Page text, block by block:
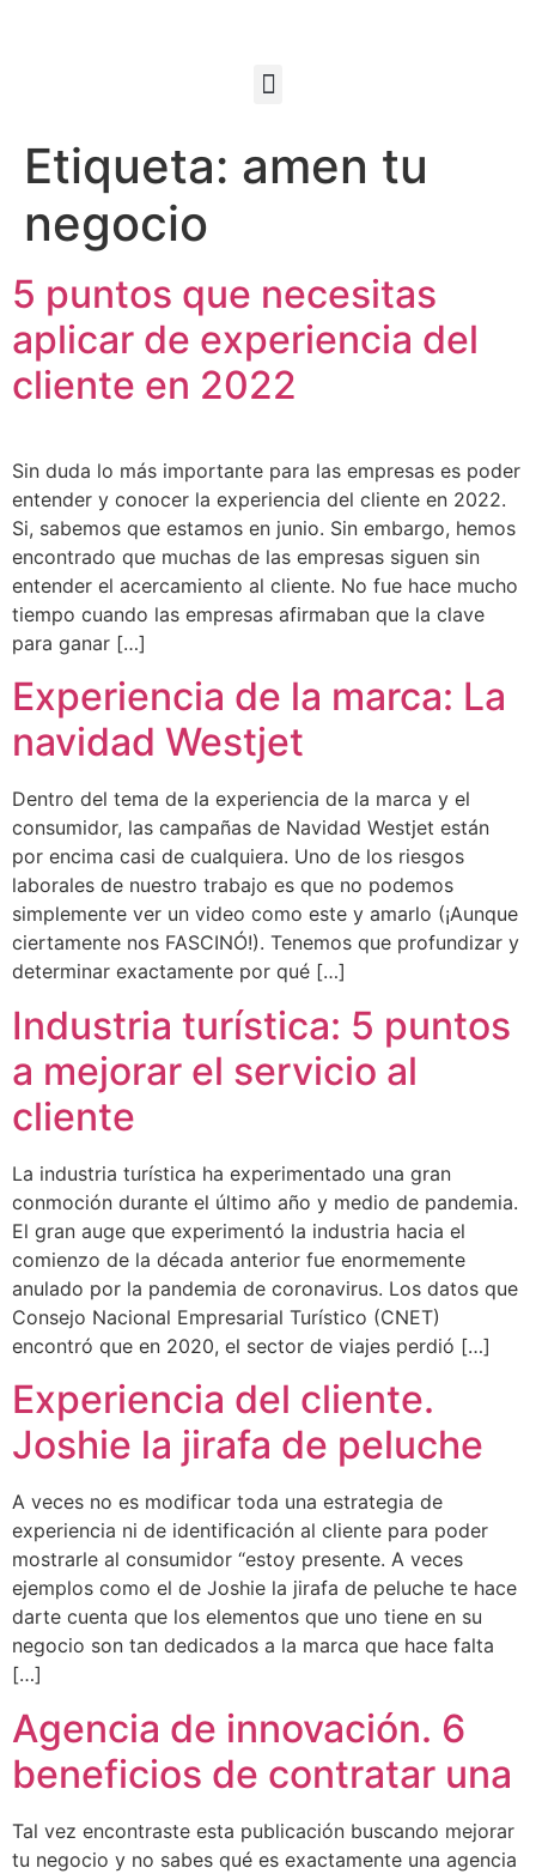
Etiqueta: amen tu
negocio
5 puntos que necesitas
aplicar de experiencia del
cliente en 2022
Sin duda lo más importante para las empresas es poder
entender y conocer la experiencia del cliente en 2022.
Si, sabemos que estamos en junio. Sin embargo, hemos
encontrado que muchas de las empresas siguen sin
entender el acercamiento al cliente. No fue hace mucho
tiempo cuando las empresas afirmaban que la clave
para ganar […]
Experiencia de la marca: La
navidad Westjet
Dentro del tema de la experiencia de la marca y el
consumidor, las campañas de Navidad Westjet están
por encima casi de cualquiera. Uno de los riesgos
laborales de nuestro trabajo es que no podemos
simplemente ver un video como este y amarlo (¡Aunque
ciertamente nos FASCINÓ!). Tenemos que profundizar y
determinar exactamente por qué […]
Industria turística: 5 puntos
a mejorar el servicio al
cliente
La industria turística ha experimentado una gran
conmoción durante el último año y medio de pandemia.
El gran auge que experimentó la industria hacia el
comienzo de la década anterior fue enormemente
anulado por la pandemia de coronavirus. Los datos que
Consejo Nacional Empresarial Turístico (CNET)
encontró que en 2020, el sector de viajes perdió […]
Experiencia del cliente.
Joshie la jirafa de peluche
A veces no es modificar toda una estrategia de
experiencia ni de identificación al cliente para poder
mostrarle al consumidor “estoy presente. A veces
ejemplos como el de Joshie la jirafa de peluche te hace
darte cuenta que los elementos que uno tiene en su
negocio son tan dedicados a la marca que hace falta
[…]
Agencia de innovación. 6
beneficios de contratar una
Tal vez encontraste esta publicación buscando mejorar
tu negocio y no sabes qué es exactamente una agencia